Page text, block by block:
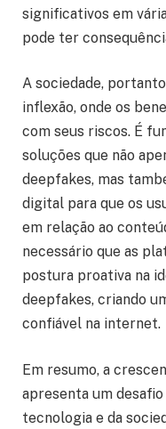
significativos em
pode ter
A sociedade,
inflexão, onde os
com seus riscos. É
soluções que não
deepfakes, mas
digital para que os
em relação ao
necessário que as
postura proativa na
deepfakes, criando
confiável na internet.
Em resumo, a
apresenta um
tecnologia e da